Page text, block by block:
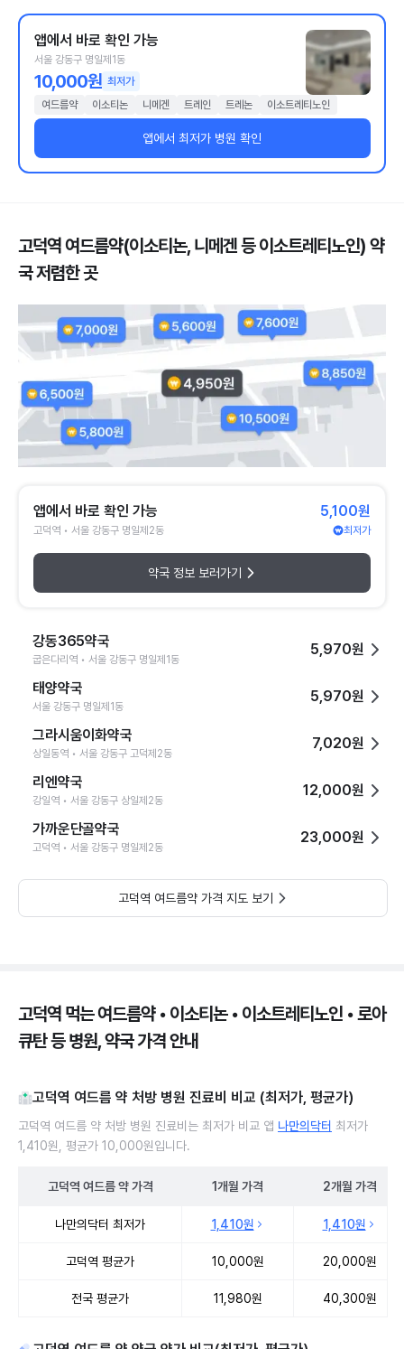
앱에서 바로 확인 가능
서울 강동구 명일제1동
10,000원 최저가
여드름약
이소티논 니메겐 트레인 트레논 이소트레티노인
앱에서 최저가 병원 확인
고덕역 여드름약(이소티논, 니메겐 등 이소트레티노인) 약
국 저렴한 곳
앱에서 바로 확인 가능
고덕역 • 서울 강동구 명일제2동
5,100원
최저가
약국 정보 보러가기
강동365약국
굽은다리역 • 서울 강동구 명일제1동
5,970원
태양약국
서울 강동구 명일제1동
5,970원
그라시움이화약국
상일동역 • 서울 강동구 고덕제2동
7,020원
리엔약국
강일역 • 서울 강동구 상일제2동
12,000원
가까운단골약국
고덕역 • 서울 강동구 명일제2동
23,000원
고덕역 여드름약 가격 지도 보기
고덕역 먹는 여드름약 • 이소티논 • 이소트레티노인 • 로아
큐탄 등 병원, 약국 가격 안내
고덕역 여드름 약 처방 병원 진료비 비교 (최저가, 평균가)
고덕역 여드름 약 처방 병원 진료비는 최저가 비교 앱 나만의닥터 최저가
1,410원, 평균가 10,000원입니다.
고덕역 여드름 약가격 1개월 가격 2개월 가격
나만의닥터 최저가 1,410원 1,410원
고덕역 평균가 10,000원 20,000원
전국 평균가 11,980원 40,300원